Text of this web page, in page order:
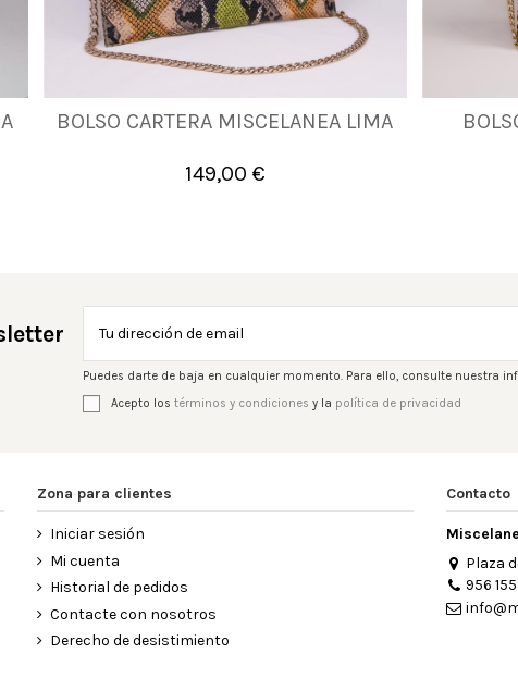
BOLSO CARTERA MISCELANEA LIMA
149,00 €
UNICA
Añadir al carrito
Puedes darte de baja en cualquier momento. Para ello, consulte nuestra
Acepto los términos y condiciones y la política de privacidad
Zona para clientes
Iniciar sesión
Mi cuenta
Historial de pedidos
Contacte con nosotros
Derecho de desistimiento
Contacto
Plaza
956